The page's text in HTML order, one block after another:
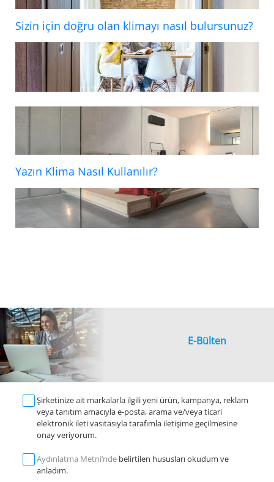
Sizin için doğru olan klimayı nasıl bulursunuz?
Yazın Klima Nasıl Kullanılır?
E-Bülten
Şirketinize ait markalarla ilgili yeni ürün, kampanya, reklam
veya tanıtım amacıyla e-posta, arama ve/veya ticari
elektronik ileti vasıtasıyla tarafımla iletişime geçilmesine
onay veriyorum.
Aydınlatma Metni‘nde belirtilen hususları okudum ve
anladım.